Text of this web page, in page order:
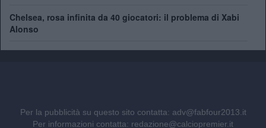
Chelsea, rosa infinita da 40 giocatori: il problema di Xabi
Alonso
Per la pubblicità su questo sito contatta: adv@fabfour2013.it
Per informazioni contatta: redazione@calciopremier.it